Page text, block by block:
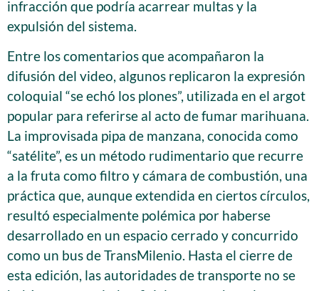
infracción que podría acarrear multas y la
expulsión del sistema.
Entre los comentarios que acompañaron la
difusión del video, algunos replicaron la expresión
coloquial “se echó los plones”, utilizada en el argot
popular para referirse al acto de fumar marihuana.
La improvisada pipa de manzana, conocida como
“satélite”, es un método rudimentario que recurre
a la fruta como filtro y cámara de combustión, una
práctica que, aunque extendida en ciertos círculos,
resultó especialmente polémica por haberse
desarrollado en un espacio cerrado y concurrido
como un bus de TransMilenio. Hasta el cierre de
esta edición, las autoridades de transporte no se